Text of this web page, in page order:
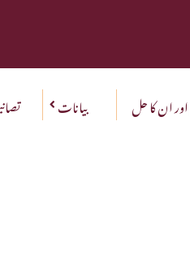
ان کا حل بیانات